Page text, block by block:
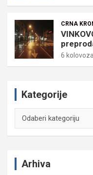
CRNA
6
Kategorije
Arhiva